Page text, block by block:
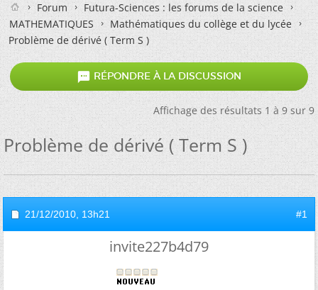
Forum
Futura-Sciences : les forums de la science
MATHEMATIQUES
Mathématiques du collège et du lycée
Problème de dérivé ( Term S )
 RÉPONDRE À LA DISCUSSION
Affichage des résultats 1 à 9 sur 9
Problème de dérivé ( Term S )
21/12/2010, 13h21 #1
invite227b4d79